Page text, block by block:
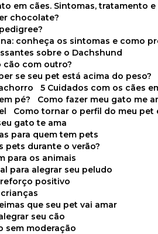
em cães. Sintomas, tratamento
chocolate?
conheça os sintomas e como
sobre o Dachshund
cão com outro?
se seu pet está acima do peso?
5 Cuidados com os cães
pé?
Como fazer meu gato me
Como tornar o perfil do meu
gato te ama
para quem tem pets
pets durante o verão?
para os animais
para alegrar seu peludo
reforço positivo
crianças
que seu pet vai amar
seu cão
sem moderação